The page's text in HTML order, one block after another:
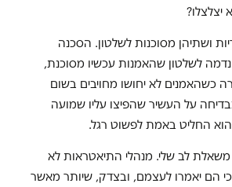
יצלצלו?
ושתיהן מסוכנות לשלטון. הסכנה
לשלטון שהאמנות עכשיו מסוכנת,
כשהאמנים לא יחושו מחויבים בשום
על העשיר שהפיצו עליו שמועה
החליט באמת לפשוט רגל.
משאלת לב שלי. מנהלי התיאטראות לא
הם יאמרו לעצמם, ובצדק, שיותר מאשר